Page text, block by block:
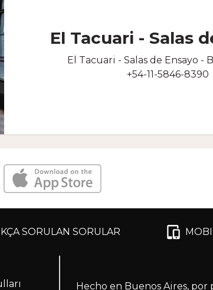
El Tacuari - Salas
El Tacuari - Salas de Ensayo -
+54-11-5846-8390
SORULAN SORULAR
Hecho en Buenos Aires,